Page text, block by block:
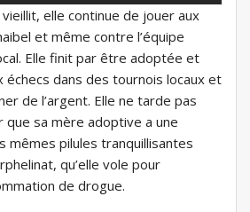
elle continue de jouer aux
et même contre l’équipe
Elle finit par être adoptée et
échecs dans des tournois locaux et
de l’argent. Elle ne tarde pas
que sa mère adoptive a une
mêmes pilules tranquillisantes
qu’elle vole pour
de drogue.